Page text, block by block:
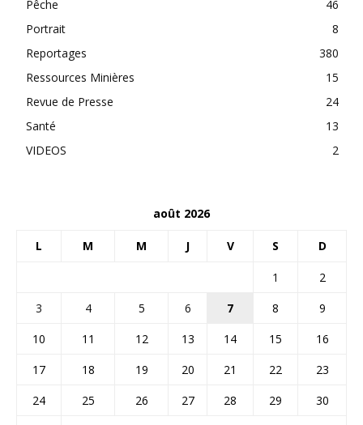
Pêche
46
Portrait
8
Reportages
380
Ressources Minières
15
Revue de Presse
24
Santé
13
VIDEOS
2
août 2026
L M M J V S D
1
2
3
4 5 6 7 8
9
10
11 12 13 14 15
16
17
18 19 20 21 22
23
24
25 26 27 28 29
30